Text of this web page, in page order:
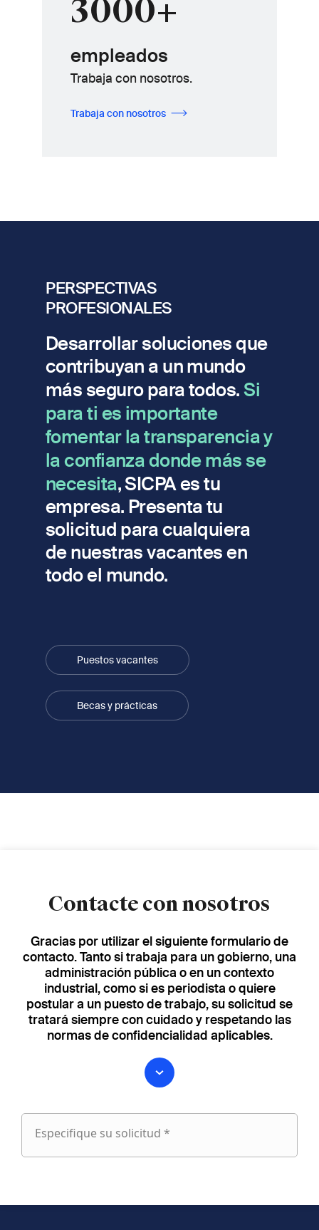
3000+
empleados
Trabaja con nosotros.
Trabaja con nosotros
PERSPECTIVAS
PROFESIONALES
Desarrollar soluciones que
contribuyan a un mundo
más seguro para todos.Si
para ti es importante
fomentar la transparencia y
la confianza donde más se
necesita, SICPA es tu
empresa. Presenta tu
solicitud para cualquiera
de nuestras vacantes en
todo el mundo.
Puestos vacantes
Becas y prácticas
Contacte con nosotros
Gracias por utilizar el siguiente formulario de
contacto. Tanto si trabaja para un gobierno, una
administración pública o en un contexto
industrial, como si es periodista o quiere
postular a un puesto de trabajo, su solicitud se
tratará siempre con cuidado y respetando las
normas de confidencialidad aplicables.
Especifique su solicitud *
Especifique